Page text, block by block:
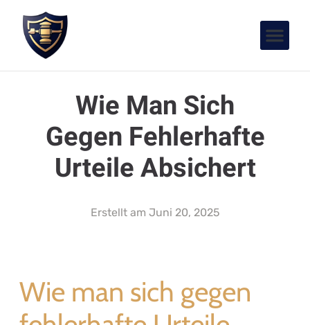
Wie Man Sich
Gegen Fehlerhafte
Urteile Absichert
Erstellt am Juni 20, 2025
Wie man sich gegen